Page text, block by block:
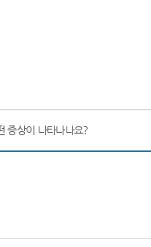
증상이 나타나나요?